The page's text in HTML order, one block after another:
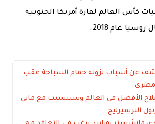
كأس العالم لقارة أمريكا الجنوبية
عام 2018.
عن أسباب نزوله حمام السباحة عقب
الأفضل في العالم وسيتسبب مع ماني
البريميرليج